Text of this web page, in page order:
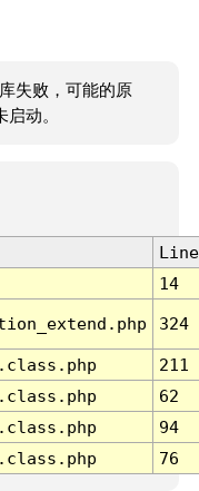
失败，可能的原
动。
Line
14
324
211
62
94
76